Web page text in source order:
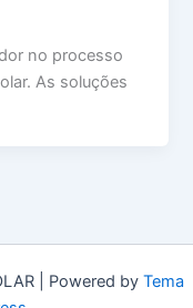
no processo
As soluções
| Powered by Tema